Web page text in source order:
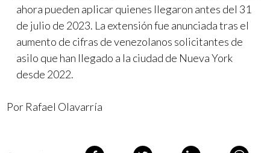
ahora pueden aplicar quienes llegaron antes del 31
de julio de 2023. La extensión fue anunciada tras el
aumento de cifras de venezolanos solicitantes de
asilo que han llegado a la ciudad de Nueva York
desde 2022.
Por Rafael Olavarría